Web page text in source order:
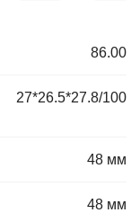
86.00
27*26.5*27.8/100
48 мм
48 мм